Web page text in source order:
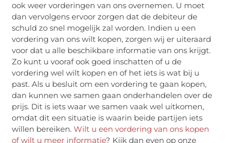
ook weer vorderingen van ons overnemen. U moet
dan vervolgens ervoor zorgen dat de debiteur de
schuld zo snel mogelijk zal worden. Indien u een
vordering van ons wilt kopen, zorgen wij er uiteraard
voor dat u alle beschikbare informatie van ons krijgt.
Zo kunt u vooraf ook goed inschatten of u de
vordering wel wilt kopen en of het iets is wat bij u
past. Als u besluit om een vordering te gaan kopen,
dan kunnen we samen gaan onderhandelen over de
prijs. Dit is iets waar we samen vaak wel uitkomen,
omdat dit een situatie is waarin beide partijen iets
willen bereiken. Wilt u een vordering van ons kopen
of wilt u meer informatie? Kijk dan even op onze